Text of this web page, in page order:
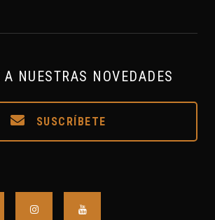
A NUESTRAS NOVEDADES
SUSCRÍBETE